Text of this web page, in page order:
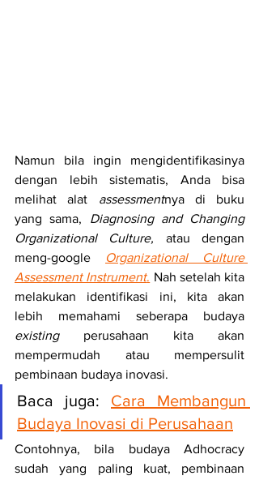
Namun bila ingin mengidentifikasinya
dengan lebih sistematis, Anda bisa
melihat alat assessmentnya di buku
yang sama, Diagnosing and Changing
Organizational Culture, atau dengan
meng-google
Organizational Culture
Assessment Instrument. Nah setelah kita
melakukan identifikasi ini, kita akan
existing perusahaan kita akan
mempermudah atau mempersulit
pembinaan budaya inovasi.
Baca juga: Cara Membangun
Budaya Inovasi di Perusahaan
Contohnya, bila budaya Adhocracy
sudah yang paling kuat, pembinaan